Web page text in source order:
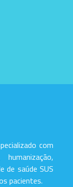
com
de saúde SUS
pacientes.